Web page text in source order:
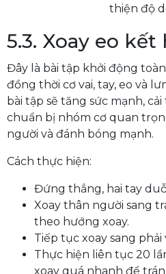
thiện độ
5.3. Xoay eo
Đây là bài tập khởi động
đồng thời cơ vai, tay, eo và
bài tập sẽ tăng sức mạnh,
chuẩn bị nhóm cơ quan
người và đánh bóng mạnh.
Cách thực hiện:
Đứng thẳng, hai tay
Xoay thân người sang
theo hướng xoay.
Tiếp tục xoay sang phải
Thực hiện liên tục 20
xoay quá nhanh để